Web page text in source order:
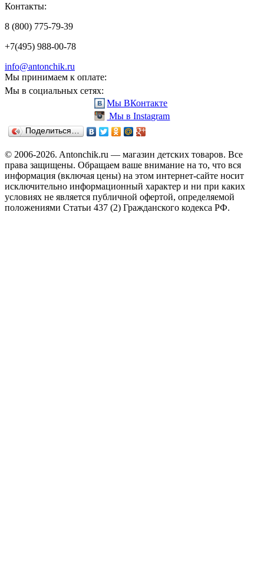
Контакты:
8 (800) 775-79-39
+7(495) 988-00-78
info@antonchik.ru
Мы принимаем к оплате:
Мы в социальных сетях:
Мы ВКонтакте
Мы в Instagram
Поделиться…
© 2006-2026. Antonchik.ru — магазин детских товаров. Все
права защищены. Обращаем ваше внимание на то, что вся
информация (включая цены) на этом интернет-сайте носит
исключительно информационный характер и ни при каких
условиях не является публичной офертой, определяемой
положениями Статьи 437 (2) Гражданского кодекса РФ.